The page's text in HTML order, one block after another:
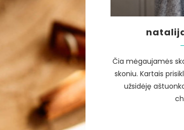
Čia mėgaujamės
skoniu. Kartais
užsidėję